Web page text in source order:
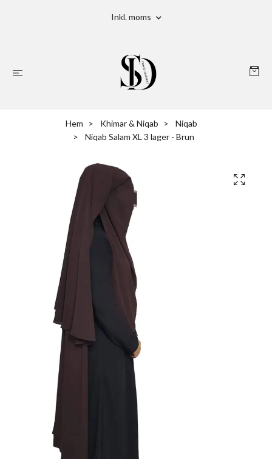
Inkl. moms
Hem Khimar & Niqab
Niqab
Niqab Salam XL 3 lager - Brun